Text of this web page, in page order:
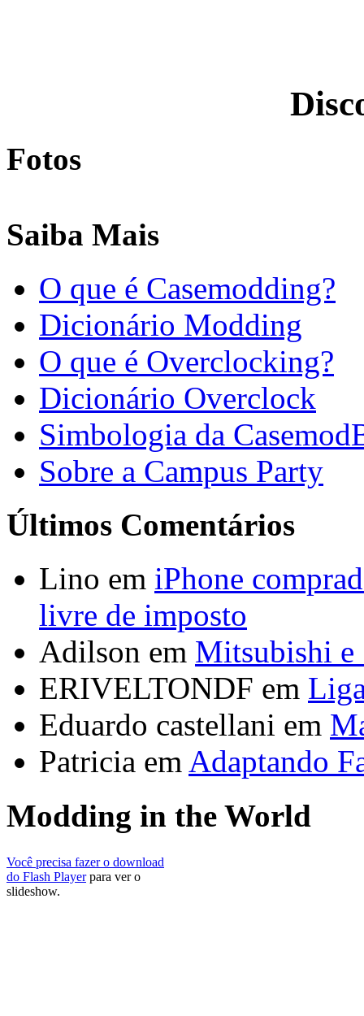
Fotos
Saiba Mais
O que é Casemodding?
Dicionário Modding
O que é Overclocking?
Dicionário Overclock
Simbologia da
Sobre a Campus Party
Últimos Comentários
Lino em iPhone
livre de imposto
Adilson em Mitsubishi e
ERIVELTONDF em
Eduardo castellani em
Patricia em Adaptando
Modding in the World
Você precisa fazer o download
do Flash Playerpara ver o
slideshow.